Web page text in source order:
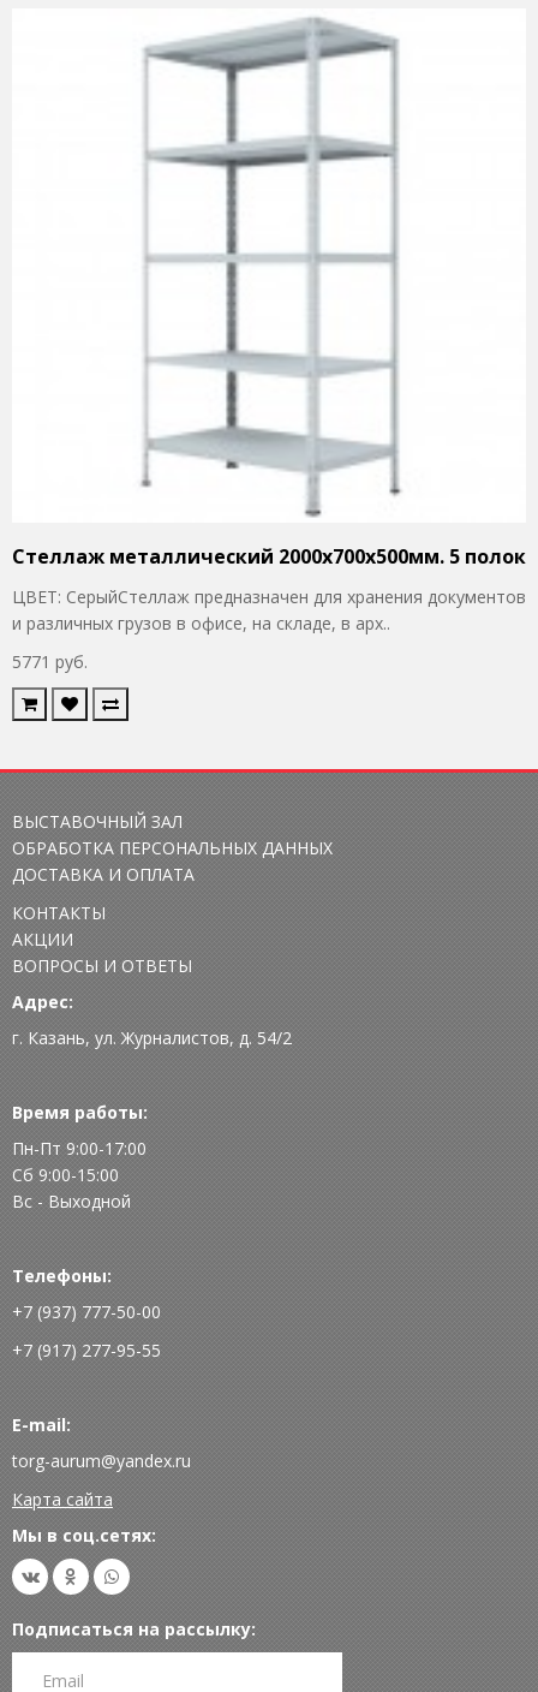
Стеллаж металлический 2000x700x500мм. 5 полок
ЦВЕТ: СерыйСтеллаж предназначен для хранения документов
и различных грузов в офисе, на складе, в арх..
5771 руб.
ВЫСТАВОЧНЫЙ ЗАЛ
ОБРАБОТКА ПЕРСОНАЛЬНЫХ ДАННЫХ
ДОСТАВКА И ОПЛАТА
КОНТАКТЫ
АКЦИИ
ВОПРОСЫ И ОТВЕТЫ
Адрес:
г. Казань, ул. Журналистов, д. 54/2
Время работы:
Пн-Пт 9:00-17:00
Сб 9:00-15:00
Вс - Выходной
Телефоны:
+7 (937) 777-50-00
+7 (917) 277-95-55
E-mail:
torg-aurum@yandex.ru
Карта сайта
Мы в соц.сетях:
Подписаться на рассылку: